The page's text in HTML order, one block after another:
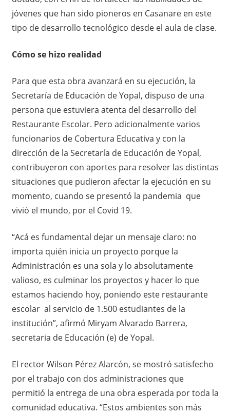
jóvenes que han sido pioneros en Casanare en este
tipo de desarrollo tecnológico desde el aula de clase.
Cómo se hizo realidad
Para que esta obra avanzará en su ejecución, la
Secretaría de Educación de Yopal, dispuso de una
persona que estuviera atenta del desarrollo del
Restaurante Escolar. Pero adicionalmente varios
funcionarios de Cobertura Educativa y con la
dirección de la Secretaría de Educación de Yopal,
contribuyeron con aportes para resolver las distintas
situaciones que pudieron afectar la ejecución en su
momento, cuando se presentó la pandemia que
vivió el mundo, por el Covid 19.
“Acá es fundamental dejar un mensaje claro: no
importa quién inicia un proyecto porque la
Administración es una sola y lo absolutamente
valioso, es culminar los proyectos y hacer lo que
estamos haciendo hoy, poniendo este restaurante
escolar al servicio de 1.500 estudiantes de la
institución”, afirmó Miryam Alvarado Barrera,
secretaria de Educación (e) de Yopal.
El rector Wilson Pérez Alarcón, se mostró satisfecho
por el trabajo con dos administraciones que
permitió la entrega de una obra esperada por toda la
comunidad educativa. “Estos ambientes son más